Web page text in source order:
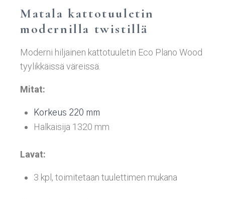
Matala kattotuuletin
modernilla twistillä
Moderni hiljainen kattotuuletin Eco Plano Wood
tyylikkäissä väreissä.
Mitat:
Korkeus 220 mm
Halkaisija 1320 mm
Lavat:
3 kpl, toimitetaan tuulettimen mukana